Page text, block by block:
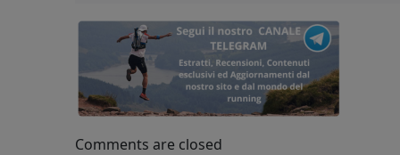
Comments are closed